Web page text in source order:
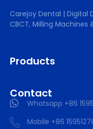
Carejoy Dental | Digital
CBCT, Milling Machines
Products
Contact
Whatsapp +86
Mobile +86